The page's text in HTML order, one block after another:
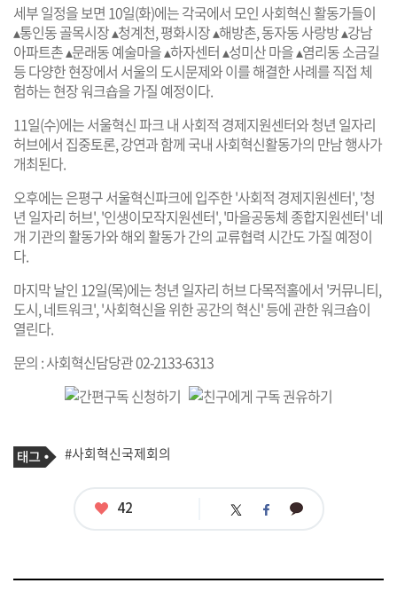
세부 일정을 보면 10일(화)에는 각국에서 모인 사회혁신 활동가들이
▴통인동 골목시장 ▴청계천, 평화시장 ▴해방촌, 동자동 사랑방 ▴강남
아파트촌 ▴문래동 예술마을 ▴하자센터 ▴성미산 마을 ▴염리동 소금길
등 다양한 현장에서 서울의 도시문제와 이를 해결한 사례를 직접 체
험하는 현장 워크숍을 가질 예정이다.
11일(수)에는 서울혁신 파크 내 사회적 경제지원센터와 청년 일자리
허브에서 집중토론, 강연과 함께 국내 사회혁신활동가의 만남 행사가
개최된다.
오후에는 은평구 서울혁신파크에 입주한 '사회적 경제지원센터', '청
년 일자리 허브', '인생이모작지원센터', '마을공동체 종합지원센터' 네
개 기관의 활동가와 해외 활동가 간의 교류협력 시간도 가질 예정이
다.
마지막 날인 12일(목)에는 청년 일자리 허브 다목적홀에서 '커뮤니티,
도시, 네트워크', '사회혁신을 위한 공간의 혁신' 등에 관한 워크숍이
열린다.
문의 : 사회혁신담당관 02-2133-6313
기
사
태
그
#사회혁신국제회의
좋
42 트 페 카